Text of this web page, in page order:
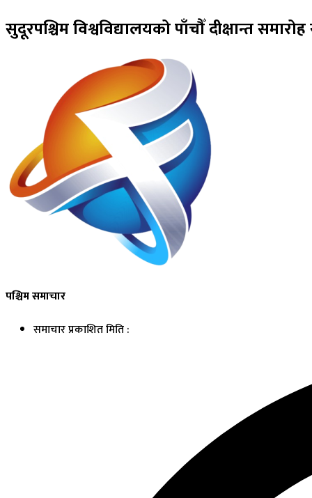
सुदूरपश्चिम विश्वविद्यालयको पाँचौँ दीक्षान्त समारोह
पश्चिम समाचार
समाचार प्रकाशित मिति :